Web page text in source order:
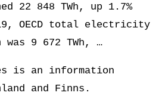
22 848 TWh, up 1.7%
OECD total electricity
9 672 TWh, …
is an information
and Finns.